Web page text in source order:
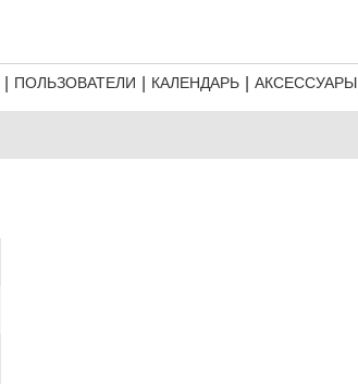
ПОЛЬЗОВАТЕЛИ КАЛЕНДАРЬ АКСЕССУАРЫ